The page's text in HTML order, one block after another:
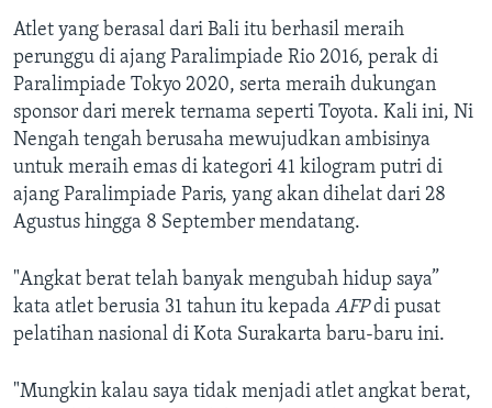
Atlet yang berasal dari Bali itu berhasil meraih
perunggu di ajang Paralimpiade Rio 2016, perak di
Paralimpiade Tokyo 2020, serta meraih dukungan
sponsor dari merek ternama seperti Toyota. Kali ini, Ni
Nengah tengah berusaha mewujudkan ambisinya
untuk meraih emas di kategori 41 kilogram putri di
ajang Paralimpiade Paris, yang akan dihelat dari 28
Agustus hingga 8 September mendatang.
"Angkat berat telah banyak mengubah hidup saya”
kata atlet berusia 31 tahun itu kepada AFPdi pusat
pelatihan nasional di Kota Surakarta baru-baru ini.
"Mungkin kalau saya tidak menjadi atlet angkat berat,